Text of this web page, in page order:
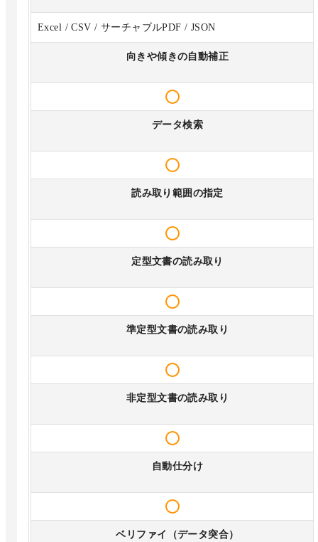
Excel / CSV / サーチャブルPDF / JSON
向きや傾きの自動補正
データ検索
読み取り範囲の指定
定型文書の読み取り
準定型文書の読み取り
非定型文書の読み取り
自動仕分け
ベリファイ（データ突合）